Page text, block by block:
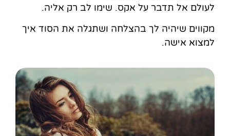
לעולם אל תדבר על אקס. שימו לב רק אליה.
מקווים שיהיה לך בהצלחה ושתגלה את הסוד איך
למצוא אישה.